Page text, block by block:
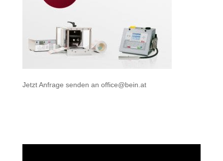
Jetzt Anfrage senden an office@bein.at